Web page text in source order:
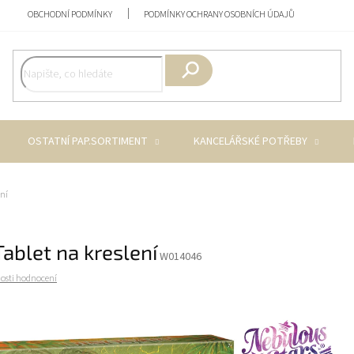
OBCHODNÍ PODMÍNKY PODMÍNKY OCHRANY OSOBNÍCH ÚDAJŮ
OSTATNÍ PAP.SORTIMENT KANCELÁŘSKÉ POTŘEBY
na kresleníW014046
hodnocení